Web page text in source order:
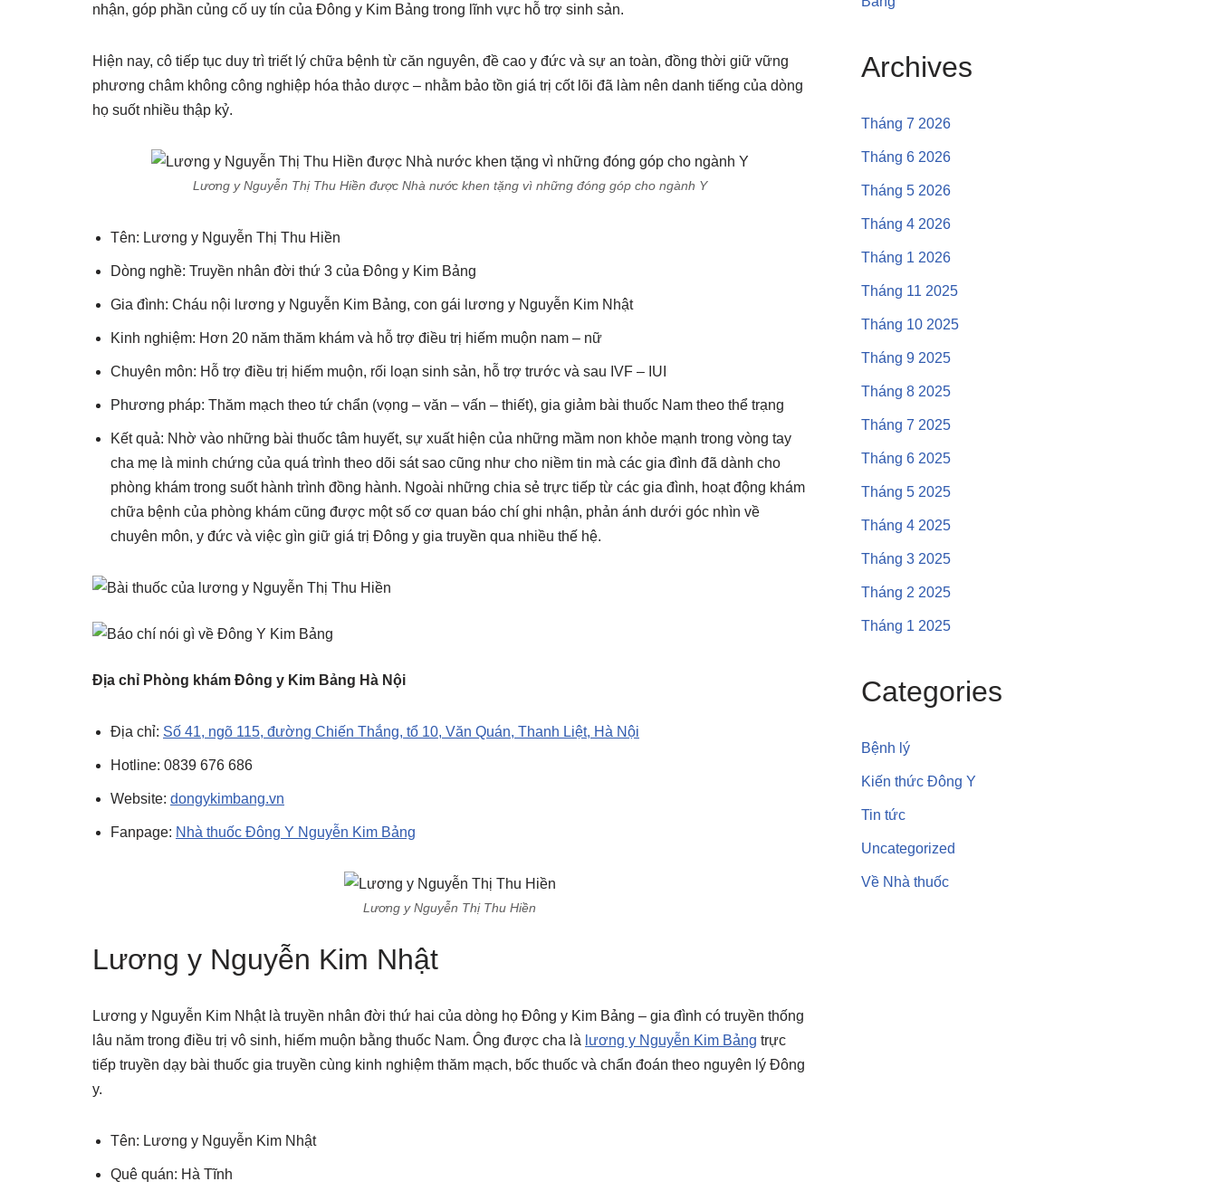
nhận, góp phần củng cố uy tín của Đông y Kim Bảng trong lĩnh vực hỗ trợ sinh sản.
Hiện nay, cô tiếp tục duy trì triết lý chữa bệnh từ căn nguyên, đề cao y đức và sự an toàn, đồng thời giữ vững
phương châm không công nghiệp hóa thảo dược – nhằm bảo tồn giá trị cốt lõi đã làm nên danh tiếng của dòng
họ suốt nhiều thập kỷ.
Lương y Nguyễn Thị Thu Hiền được Nhà nước khen tặng vì những đóng góp cho ngành Y
Tên: Lương y Nguyễn Thị Thu Hiền
Dòng nghề: Truyền nhân đời thứ 3 của Đông y Kim Bảng
Gia đình: Cháu nội lương y Nguyễn Kim Bảng, con gái lương y Nguyễn Kim Nhật
Kinh nghiệm: Hơn 20 năm thăm khám và hỗ trợ điều trị hiếm muộn nam – nữ
Chuyên môn: Hỗ trợ điều trị hiếm muộn, rối loạn sinh sản, hỗ trợ trước và sau IVF – IUI
Phương pháp: Thăm mạch theo tứ chẩn (vọng – văn – vấn – thiết), gia giảm bài thuốc Nam theo thể trạng
Kết quả: Nhờ vào những bài thuốc tâm huyết, sự xuất hiện của những mầm non khỏe mạnh trong vòng tay
cha mẹ là minh chứng của quá trình theo dõi sát sao cũng như cho niềm tin mà các gia đình đã dành cho
phòng khám trong suốt hành trình đồng hành. Ngoài những chia sẻ trực tiếp từ các gia đình, hoạt động khám
chữa bệnh của phòng khám cũng được một số cơ quan báo chí ghi nhận, phản ánh dưới góc nhìn về
chuyên môn, y đức và việc gìn giữ giá trị Đông y gia truyền qua nhiều thế hệ.
Địa chỉ Phòng khám Đông y Kim Bảng Hà Nội
Địa chỉ: Số 41, ngõ 115, đường Chiến Thắng, tổ 10, Văn Quán, Thanh Liệt, Hà Nội
Hotline: 0839 676 686
Website: dongykimbang.vn
Fanpage: Nhà thuốc Đông Y Nguyễn Kim Bảng
Lương y Nguyễn Thị Thu Hiền
Lương y Nguyễn Kim Nhật
Lương y Nguyễn Kim Nhật là truyền nhân đời thứ hai của dòng họ Đông y Kim Bảng – gia đình có truyền thống
lâu năm trong điều trị vô sinh, hiếm muộn bằng thuốc Nam. Ông được cha là lương y Nguyễn Kim Bảng trực
tiếp truyền dạy bài thuốc gia truyền cùng kinh nghiệm thăm mạch, bốc thuốc và chẩn đoán theo nguyên lý Đông
y.
Tên: Lương y Nguyễn Kim Nhật
Quê quán: Hà Tĩnh
Archives
Tháng 7 2026
Tháng 6 2026
Tháng 5 2026
Tháng 4 2026
Tháng 1 2026
Tháng 11 2025
Tháng 10 2025
Tháng 9 2025
Tháng 8 2025
Tháng 7 2025
Tháng 6 2025
Tháng 5 2025
Tháng 4 2025
Tháng 3 2025
Tháng 2 2025
Tháng 1 2025
Categories
Bệnh lý
Kiến thức Đông Y
Tin tức
Uncategorized
Về Nhà thuốc